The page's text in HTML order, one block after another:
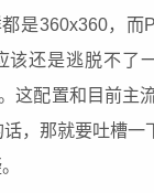
是360x360，而
还是逃脱不了
这配置和目前主
，那就要吐槽